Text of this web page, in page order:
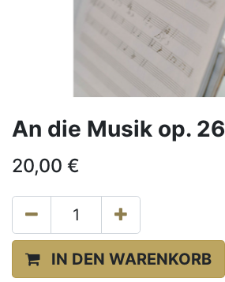
An die Musik op. 26
20,00 €
IN DEN WARENKORB